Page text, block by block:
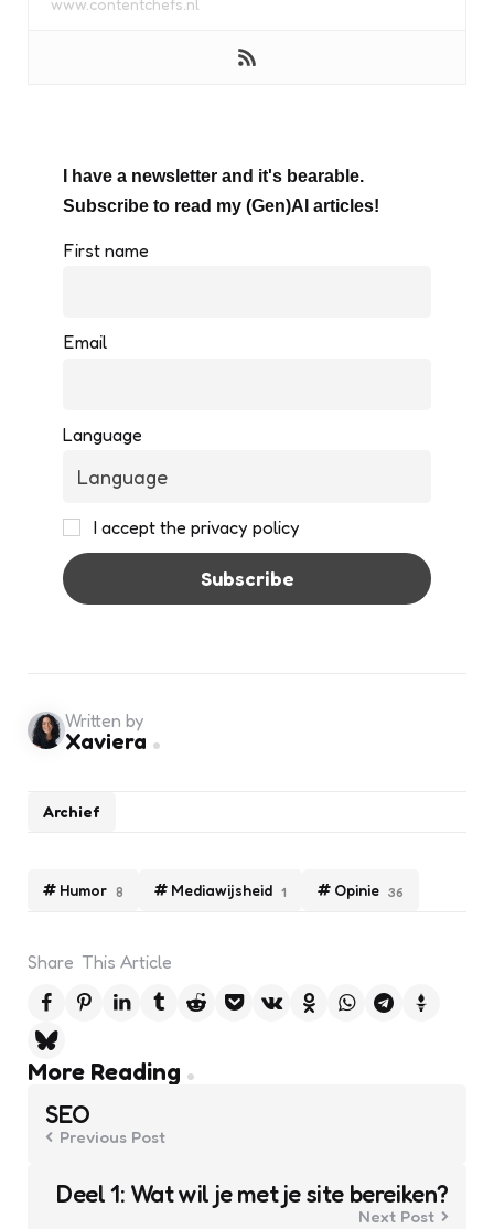
I have a newsletter and it's bearable.
Subscribe to read my (Gen)AI articles!
First name
Email
Language
I accept the privacy policy
Humor 8 Mediawijsheid 1 Opinie 36
Archief
Written by
Xaviera
Share This Article
More Reading
Post
navigation
SEO
Previous Post
Deel 1: Wat wil je met je site bereiken?
Next Post